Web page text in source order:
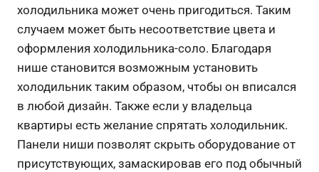
холодильника может очень пригодиться. Таким
случаем может быть несоответствие цвета и
оформления холодильника-соло. Благодаря
нише становится возможным установить
холодильник таким образом, чтобы он вписался
в любой дизайн. Также если у владельца
квартиры есть желание спрятать холодильник.
Панели ниши позволят скрыть оборудование от
присутствующих, замаскировав его под обычный